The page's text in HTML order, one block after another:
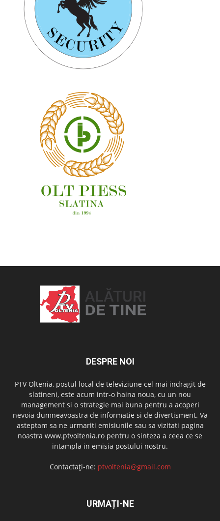
DESPRE NOI
PTV Oltenia, postul local de televiziune cel mai indragit de
slatineni, este acum intr-o haina noua, cu un nou
management si o strategie mai buna pentru a acoperi
nevoia dumneavoastra de informatie si de divertisment. Va
asteptam sa ne urmariti emisiunile sau sa vizitati pagina
noastra www.ptvoltenia.ro pentru o sinteza a ceea ce se
intampla in emisia postului nostru.
Contactați-ne: ptvoltenia@gmail.com
URMAȚI-NE